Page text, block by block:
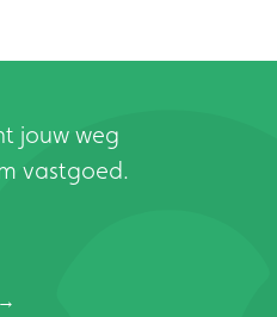
jouw weg
vastgoed.